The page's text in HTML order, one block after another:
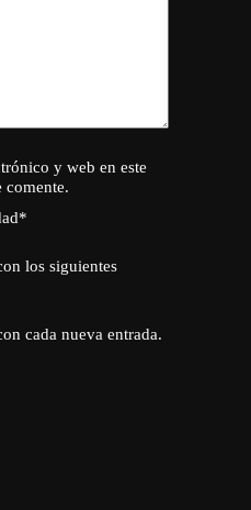
y web en este
comente.
*
los siguientes
cada nueva entrada.